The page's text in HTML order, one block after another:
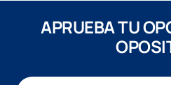
APRUEBA TU